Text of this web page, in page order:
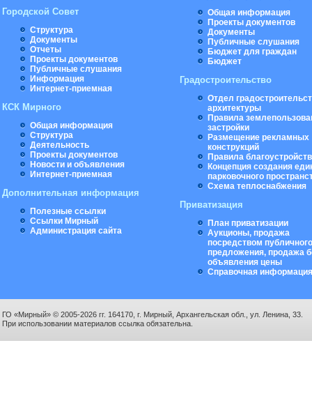
Городской Совет
Структура
Документы
Отчеты
Проекты документов
Публичные слушания
Информация
Интернет-приемная
КСК Мирного
Общая информация
Структура
Деятельность
Проекты документов
Новости и объявления
Интернет-приемная
Дополнительная информация
Полезные ссылки
Ссылки Мирный
Администрация сайта
Общая информация
Проекты документов
Документы
Публичные слушания
Бюджет для граждан
Бюджет
Градостроительство
Отдел
архитектуры
Правила
застройки
Размещение рекламных
конструкций
Правила
Концепция создания
парковочного
Схема теплоснабжения
Приватизация
План приватизации
Аукционы, продажа
посредством публичного
предложения, продажа
объявления цены
Справочная информация
ГО «Мирный» © 2005-2026 гг. 164170, г. Мирный, Архангельская обл., ул. Ленина, 33.
При использовании материалов ссылка обязательна.